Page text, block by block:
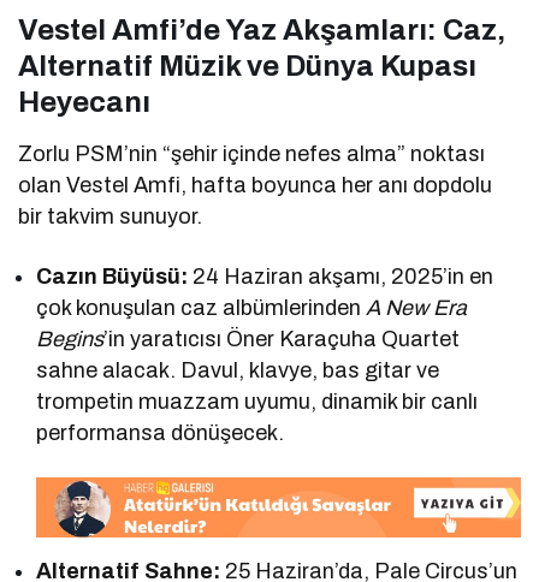
Vestel Amfi’de Yaz Akşamları: Caz,
Alternatif Müzik ve Dünya Kupası
Heyecanı
Zorlu PSM’nin “şehir içinde nefes alma” noktası
olan Vestel Amfi, hafta boyunca her anı dopdolu
bir takvim sunuyor.
Cazın Büyüsü: 24 Haziran akşamı, 2025’in en
çok konuşulan caz albümlerinden A New Era
Begins’in yaratıcısı Öner Karaçuha Quartet
sahne alacak. Davul, klavye, bas gitar ve
trompetin muazzam uyumu, dinamik bir canlı
performansa dönüşecek.
Alternatif Sahne: 25 Haziran’da, Pale Circus’un